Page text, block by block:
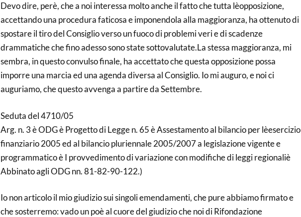
Devo dire, perè, che a noi interessa molto anche il fatto che tutta lèopposizione,
accettando una procedura faticosa e imponendola alla maggioranza, ha ottenuto di
spostare il tiro del Consiglio verso un fuoco di problemi veri e di scadenze
drammatiche che fino adesso sono state sottovalutate.La stessa maggioranza, mi
sembra, in questo convulso finale, ha accettato che questa opposizione possa
imporre una marcia ed una agenda diversa al Consiglio. Io mi auguro, e noi ci
auguriamo, che questo avvenga a partire da Settembre.
Seduta del 4710/05
Arg. n. 3 è ODG è Progetto di Legge n. 65 è Assestamento al bilancio per lèesercizio
finanziario 2005 ed al bilancio pluriennale 2005/2007 a legislazione vigente e
programmatico è I provvedimento di variazione con modifiche di leggi regionaliè
Abbinato agli ODG nn. 81-82-90-122.)
Io non articolo il mio giudizio sui singoli emendamenti, che pure abbiamo firmato e
che sosterremo: vado un poè al cuore del giudizio che noi di Rifondazione